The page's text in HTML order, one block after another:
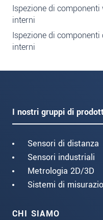
Ispezione di
interni
Ispezione di
interni
I nostri gruppi di
Sensori di distanza
Sensori industriali
Metrologia 2D/3D
Sistemi di
CHI SIAMO